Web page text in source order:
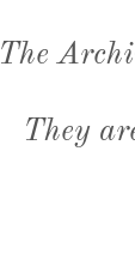
The
They